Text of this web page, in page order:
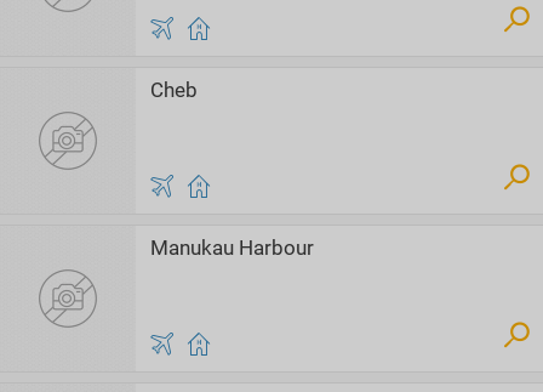
Cheb
Manukau Harbour